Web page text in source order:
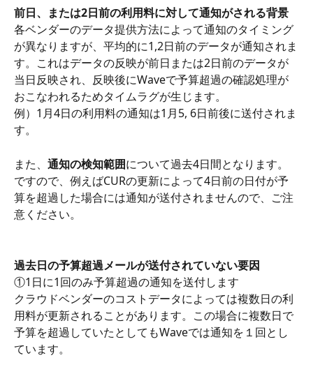
前日、または2日前の利用料に対して通知がされる背景
各ベンダーのデータ提供方法によって通知のタイミング
が異なりますが、平均的に1,2日前のデータが通知されま
す。これはデータの反映が前日または2日前のデータが
当日反映され、反映後にWaveで予算超過の確認処理が
おこなわれるためタイムラグが生じます。
例）1月4日の利用料の通知は1月5, 6日前後に送付されま
す。
また、 通知の検知範囲について過去4日間となります。
ですので、例えばCURの更新によって4日前の日付が予
算を超過した場合には通知が送付されませんので、ご注
意ください。
過去日の予算超過メールが送付されていない要因
①1日に1回のみ予算超過の通知を送付します
クラウドベンダーのコストデータによっては複数日の利
用料が更新されることがあります。この場合に複数日で
予算を超過していたとしてもWaveでは通知を１回とし
ています。